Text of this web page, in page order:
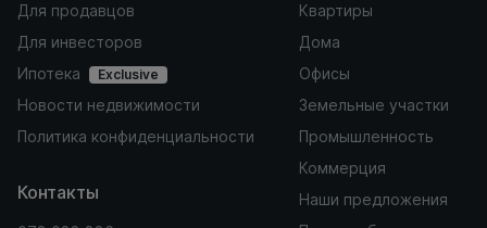
Для продавцов
Для инвесторов
Ипотека
Exclusive
Новости недвижимости
Политика конфиденциальности
Квартиры
Дома
Офисы
Земельные участки
Промышленность
Коммерция
Наши предложения
Контакты